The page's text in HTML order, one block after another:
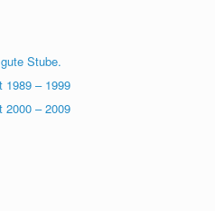
Stube.
1989 – 1999
2000 – 2009